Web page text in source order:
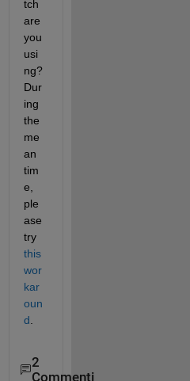
tch
are
you
usi
ng?
Dur
ing
the
me
an
tim
e,
ple
ase
try
this
wor
kar
oun
d
2
Commenti